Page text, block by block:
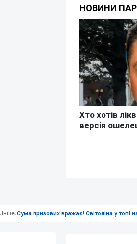
› Інше›Сума призових вражає! Світоліна у топі